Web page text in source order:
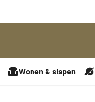
Wonen & slapen